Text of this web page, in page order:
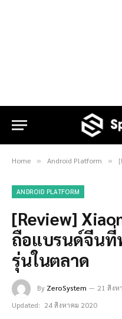
Home » Android Platform »
ANDROID PLATFORM
[Review]
ถือแบรนด์จีนที่
รุ่นในตลาด
By ZeroSystem 21 สิงห
Updated: 24 สิงหาคม 2020